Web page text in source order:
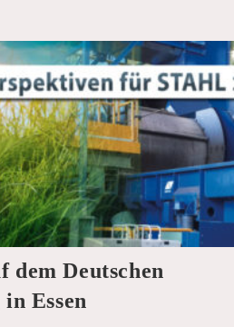
dem Deutschen
Essen